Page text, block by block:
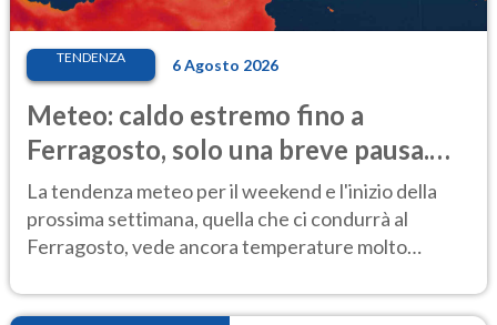
TENDENZA 6 Agosto 2026
Meteo: caldo estremo fino a
Ferragosto, solo una breve pausa.
Ecco dove
La tendenza meteo per il weekend e l'inizio della
prossima settimana, quella che ci condurrà al
Ferragosto, vede ancora temperature molto